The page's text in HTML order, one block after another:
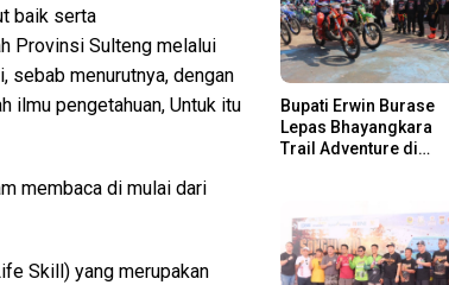
baik serta
Provinsi Sulteng melalui
menurutnya, dengan
ilmu pengetahuan, Untuk itu
membaca di mulai dari
Skill) yang merupakan
Bupati Erwin Burase
Lepas Bhayangkara
Trail Adventure di